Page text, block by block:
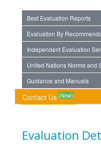
Best Evaluation Reports
Evaluation By
Independent Evaluation
United Nations Norms and
Guidance and Manuals
Contact Us (New)
Evaluation